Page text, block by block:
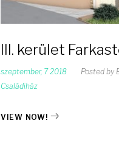
III. kerület
szeptember, 7 2018 Posted by
Családiház
VIEW NOW!